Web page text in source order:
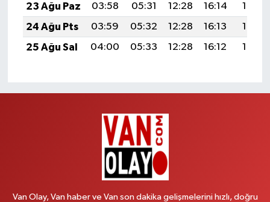
23 Ağu Paz
03:58 05:31 12:28 16:14
19:16
24 Ağu Pts
03:59 05:32 12:28 16:13
19:14
25 Ağu Sal
04:00 05:33 12:28 16:12 19:13
Van Olay, Van haber ve Van son dakika gelişmelerini hızlı, doğru